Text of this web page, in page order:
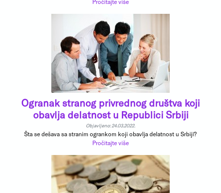
Pročitajte više
Ogranak stranog privrednog društva koji
obavlja delatnost u Republici Srbiji
Objavljeno: 24.03.2022.
Šta se dešava sa stranim ogrankom koji obavlja delatnost u Srbiji?
Pročitajte više